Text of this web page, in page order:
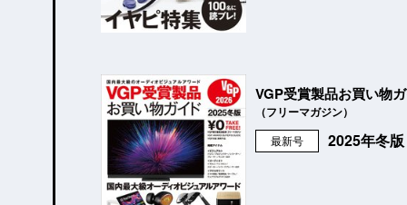
VGP受賞製品お買い物
（フリーマガジン）
最新号 2025年冬